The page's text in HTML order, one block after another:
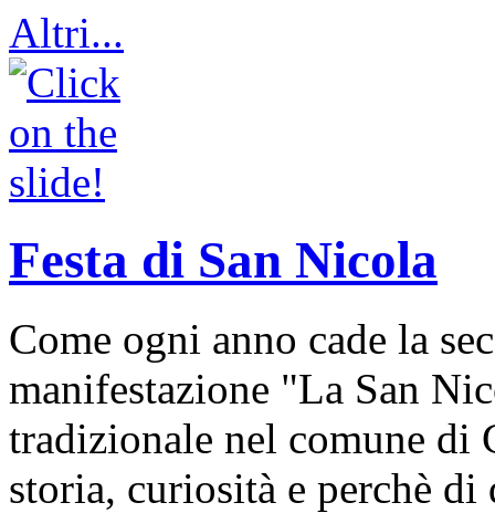
Altri...
Festa di San Nicola
Come ogni anno cade la
manifestazione "La San
tradizionale nel comune di
storia, curiosità e perchè